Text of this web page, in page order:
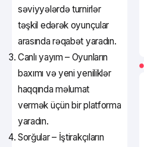
səviyyələrdə turnirlər
təşkil edərək oyunçular
arasında rəqabət yaradın.
Canlı yayım – Oyunların
baxımı və yeni yeniliklər
haqqında məlumat
vermək üçün bir platforma
yaradın.
Sorğular – İştirakçıların